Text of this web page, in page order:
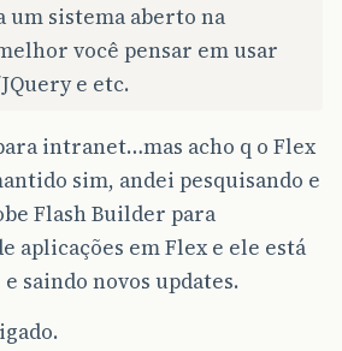
um sistema aberto na
você pensar em usar
e etc.
intranet…mas acho q o Flex
sim, andei pesquisando e
Flash Builder para
aplicações em Flex e ele está
e saindo novos updates.